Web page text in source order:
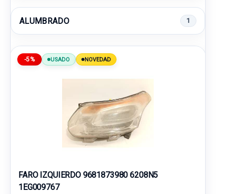
ALUMBRADO 1
-5% USADO NOVEDAD
FARO IZQUIERDO 9681873980 6208N5
1EG009767